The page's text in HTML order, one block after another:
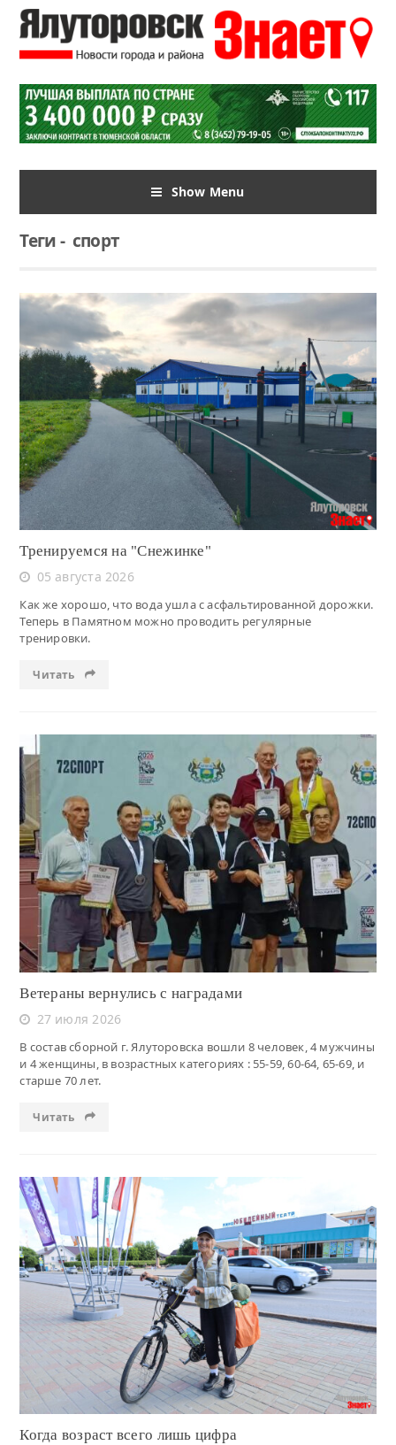
Show Menu
Теги-спорт
Читать
Тренируемся на "Снежинке"
05 августа 2026
Как же хорошо, что вода ушла с асфальтированной дорожки.
Теперь в Памятном можно проводить регулярные
тренировки.
Читать
Читать
Ветераны вернулись с наградами
27 июля 2026
В состав сборной г. Ялуторовска вошли 8 человек, 4 мужчины
и 4 женщины, в возрастных категориях : 55-59, 60-64, 65-69, и
старше 70 лет.
Читать
Читать
Когда возраст всего лишь цифра